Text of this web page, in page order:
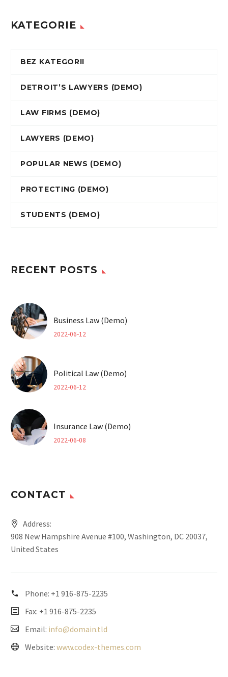
KATEGORIE
BEZ KATEGORII
DETROIT’S LAWYERS (DEMO)
LAW FIRMS (DEMO)
LAWYERS (DEMO)
POPULAR NEWS (DEMO)
PROTECTING (DEMO)
STUDENTS (DEMO)
RECENT POSTS
Business Law (Demo)
2022-06-12
Political Law (Demo)
2022-06-12
Insurance Law (Demo)
2022-06-08
CONTACT
Address:
908 New Hampshire Avenue #100, Washington, DC 20037,
United States
Phone: +1 916-875-2235
Fax: +1 916-875-2235
Email: info@domain.tld
Website: www.codex-themes.com